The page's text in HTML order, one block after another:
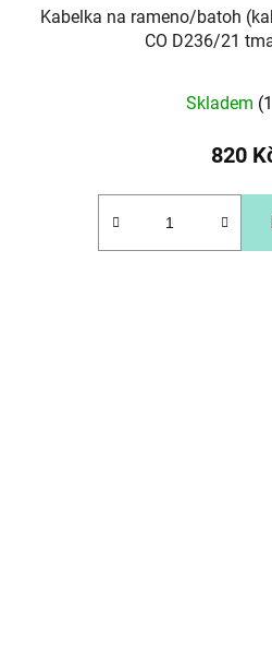
Kabelka na rameno/batoh
CO D236/21
Skladem
820